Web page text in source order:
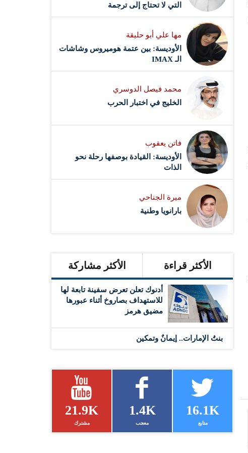
التي لا تحتاج إلى ترجمة
مها علي أبو حليقة
الأوديسة: بين عتمة هوميروس وشاشات
الـ IMAX
محمد فيصل الدوسري ​
‏الخليج في اختبار الحرب
فاتن يعقوب
الأوديسة: القيادة بوصفها رحلة نحو
الذات
ميرة الجناحي
بارانويا وطنية
الأكثر قراءة الأكثر مشاركة
أدنوك تعلن تعرض سفينة تابعة لها
للاستهداف بصاروخ أثناء عبورها
مضيق هرمز
بنتُ الإمارات.. إيمانٌ وتمكين
21.9K
مشترك
1.4K
معجب
16.1K
متابع